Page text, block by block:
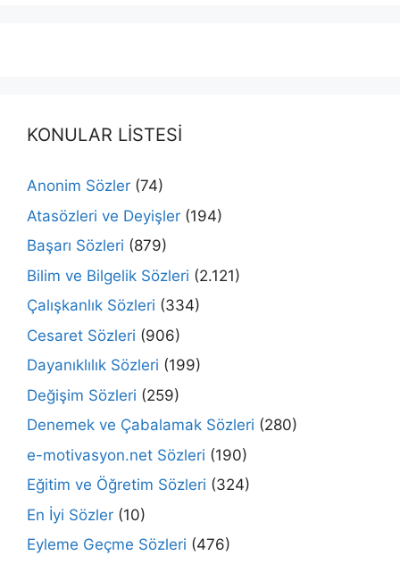
KONULAR LİSTESİ
Anonim Sözler (74)
Atasözleri ve Deyişler (194)
Başarı Sözleri (879)
Bilim ve Bilgelik Sözleri (2.121)
Çalışkanlık Sözleri (334)
Cesaret Sözleri (906)
Dayanıklılık Sözleri (199)
Değişim Sözleri (259)
Denemek ve Çabalamak Sözleri (280)
e-motivasyon.net Sözleri (190)
Eğitim ve Öğretim Sözleri (324)
En İyi Sözler (10)
Eyleme Geçme Sözleri (476)